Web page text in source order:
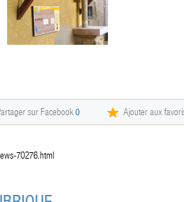
sur Facebook0 Ajouter aux
70276.html